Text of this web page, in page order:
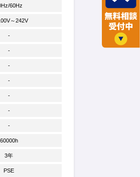
60Hz
～242V
-
-
-
-
-
-
-
60000h
3年
PSE